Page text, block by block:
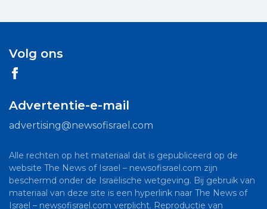
Volg ons
Advertentie-e-mail
advertising@newsofisrael.com
Alle rechten op het materiaal dat is gepubliceerd op de
website The News of Israel – newsofisrael.com zijn
beschermd onder de Israëlische wetgeving. Bij gebruik van
materiaal van deze site is een hyperlink naar The News of
Israel – newsofisrael.com verplicht. Reproductie van